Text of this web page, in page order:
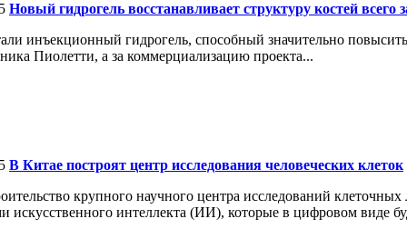
Новый гидрогель восстанавливает структуру костей всего
инъекционный гидрогель, способный значительно
Пиолетти, а за коммерциализацию проекта...
В Китае построят центр исследования человеческих клеток
крупного научного центра исследований
искусственного интеллекта (ИИ), которые в цифровом виде